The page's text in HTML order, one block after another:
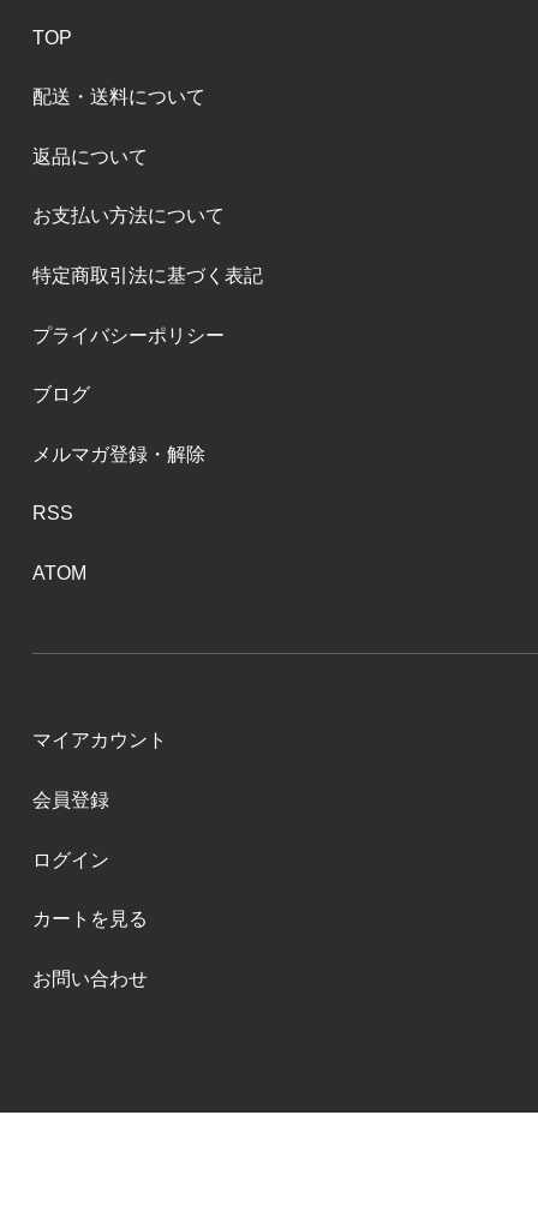
TOP
配送・送料について
返品について
お支払い方法について
特定商取引法に基づく表記
プライバシーポリシー
ブログ
メルマガ登録・解除
RSS
ATOM
マイアカウント
会員登録
ログイン
カートを見る
お問い合わせ